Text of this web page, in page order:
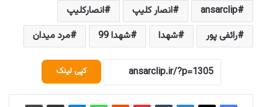
ansarclip انصار کلیپ
انصارکلیپ
رائفی پور
شهدا شهدا 99 مرد میدان
کپی لینک